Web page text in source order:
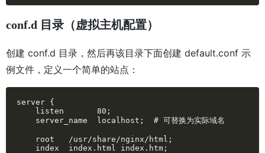
conf.d 目录（虚拟主机配置）
创建 conf.d 目录，然后再该目录下面创建 default.conf 示
例文件，定义一个简单的站点：
server {
listen       80;
server_name  localhost;  # 可替换为实际域名
root   /usr/share/nginx/html;
index  index.html index.htm;